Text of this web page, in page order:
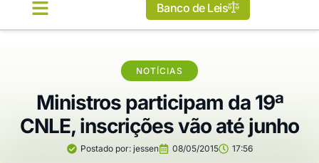
Banco de Leis
NOTÍCIAS
Ministros participam da 19ª
CNLE, inscrições vão até junho
Postado por:jessen 08/05/2015 17:56